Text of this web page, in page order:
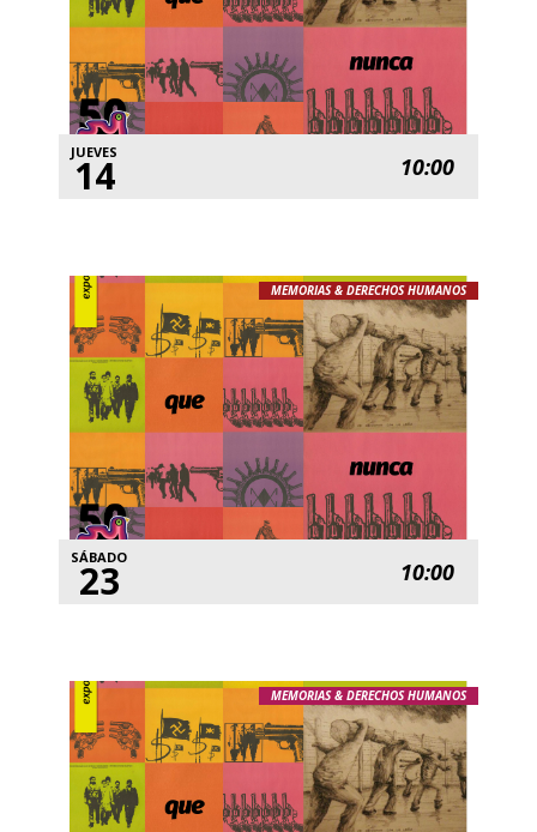
JUEVES
14 10:00
MEMORIAS & DERECHOS HUMANOS
SÁBADO
23 10:00
MEMORIAS & DERECHOS HUMANOS